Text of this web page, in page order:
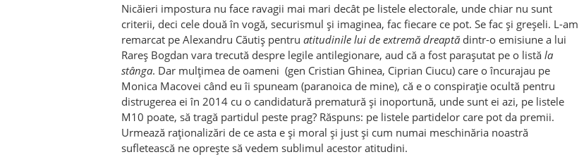
Nicăieri impostura nu face ravagii mai mari decât pe listele electorale, unde chiar nu sunt
criterii, deci cele două în vogă, securismul și imaginea, fac fiecare ce pot. Se fac și greșeli. L-am
remarcat pe Alexandru Căutiș pentru atitudinile lui de extremă dreaptă dintr-o emisiune a lui
Rareș Bogdan vara trecută despre legile antilegionare, aud că a fost parașutat pe o listă la
stânga. Dar mulțimea de oameni (gen Cristian Ghinea, Ciprian Ciucu) care o încurajau pe
Monica Macovei când eu îi spuneam (paranoica de mine), că e o conspirație ocultă pentru
distrugerea ei în 2014 cu o candidatură prematură și inoportună, unde sunt ei azi, pe listele
M10 poate, să tragă partidul peste prag? Răspuns: pe listele partidelor care pot da premii.
Urmează raționalizări de ce asta e și moral și just și cum numai meschinăria noastră
sufletească ne oprește să vedem sublimul acestor atitudini.